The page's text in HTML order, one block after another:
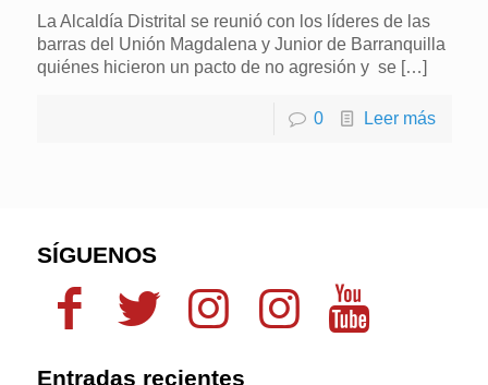
La Alcaldía Distrital se reunió con los líderes de las
barras del Unión Magdalena y Junior de Barranquilla
quiénes hicieron un pacto de no agresión y se[…]
0 Leer más
SÍGUENOS
Entradas recientes